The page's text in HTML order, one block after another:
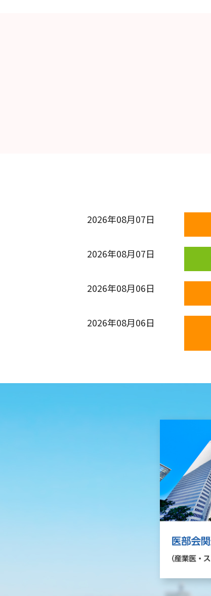
2026年08月07日
2026年08月07日
2026年08月06日
2026年08月06日